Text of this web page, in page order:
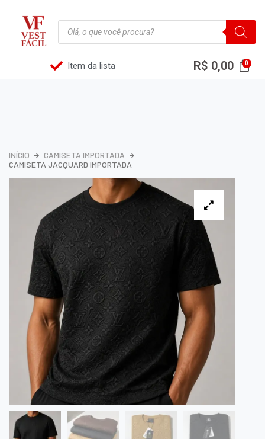
Item da lista R$ 0,00
INÍCIO
CAMISETA IMPORTADA
CAMISETA JACQUARD IMPORTADA